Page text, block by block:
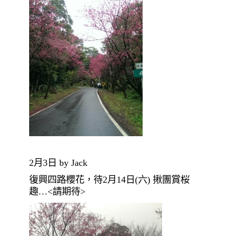
2月3日 by Jack
復興四路櫻花，待2月14日(六) 揪團賞桜
趣…<請期待>